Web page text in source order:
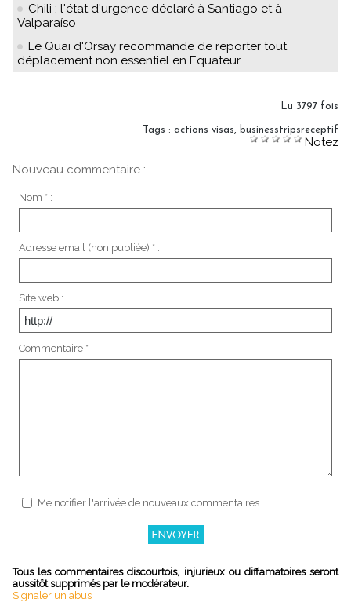
Chili : l'état d'urgence déclaré à Santiago et à
Valparaíso
Le Quai d'Orsay recommande de reporter tout
déplacement non essentiel en Equateur
Lu 3797 fois
Tags : actions visas, businesstripsreceptif
Notez
Nouveau commentaire :
Nom * :
Adresse email (non publiée) * :
Site web :
Commentaire * :
Me notifier l'arrivée de nouveaux commentaires
Tous les commentaires discourtois, injurieux ou diffamatoires seront
aussitôt supprimés par le modérateur.
Signaler un abus